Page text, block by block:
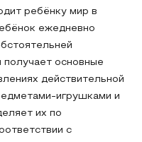
ребёнку мир в
ежедневно
основные
действительной
игрушками и
их по
с